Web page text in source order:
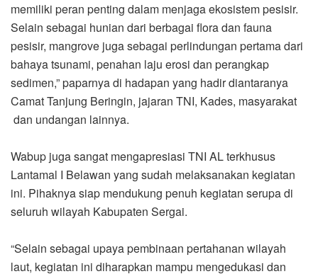
memiliki peran penting dalam menjaga ekosistem pesisir.
Selain sebagai hunian dari berbagai flora dan fauna
pesisir, mangrove juga sebagai perlindungan pertama dari
bahaya tsunami, penahan laju erosi dan perangkap
sedimen,” paparnya di hadapan yang hadir diantaranya
Camat Tanjung Beringin, jajaran TNI, Kades, masyarakat
dan undangan lainnya.
Wabup juga sangat mengapresiasi TNI AL terkhusus
Lantamal I Belawan yang sudah melaksanakan kegiatan
ini. Pihaknya siap mendukung penuh kegiatan serupa di
seluruh wilayah Kabupaten Sergai.
“Selain sebagai upaya pembinaan pertahanan wilayah
laut, kegiatan ini diharapkan mampu mengedukasi dan